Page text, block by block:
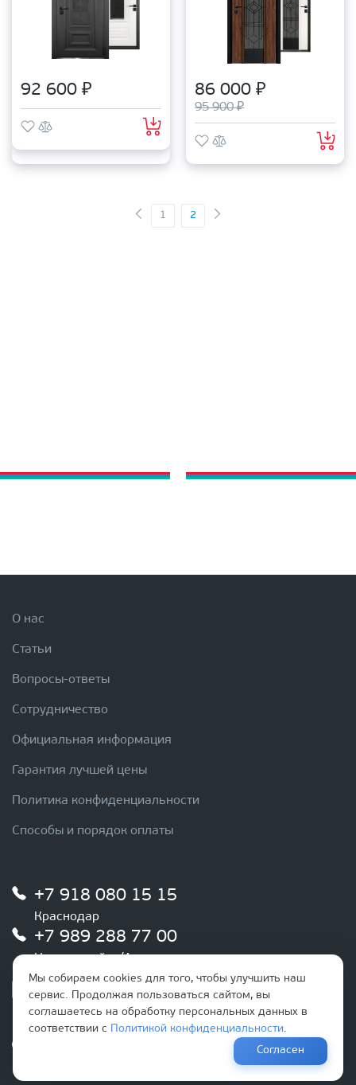
92 600 ₽ 86 000 ₽
95 900 ₽
1 2
О нас
Статьи
Вопросы-ответы
Сотрудничество
Официальная информация
Гарантия лучшей цены
Политика конфиденциальности
Способы и порядок оплаты
+7 918 080 15 15
Краснодар
+7 989 288 77 00
Новороссийск/Анапа
Мы собираем cookies для того, чтобы улучшить наш
сервис. Продолжая пользоваться сайтом, вы
соглашаетесь на обработку персональных данных в
соответствии с
Политикой конфиденциальности.
Согласен